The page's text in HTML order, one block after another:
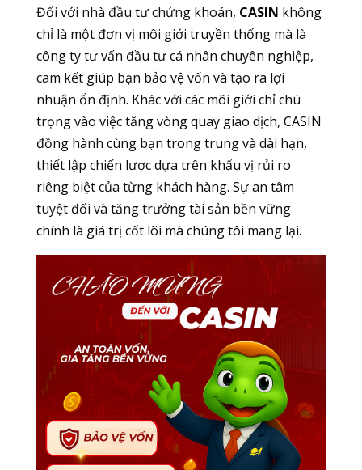
Đối với nhà đầu tư chứng khoán, CASIN không
chỉ là một đơn vị môi giới truyền thống mà là
công ty tư vấn đầu tư cá nhân chuyên nghiệp,
cam kết giúp bạn bảo vệ vốn và tạo ra lợi
nhuận ổn định. Khác với các môi giới chỉ chú
trọng vào việc tăng vòng quay giao dịch, CASIN
đồng hành cùng bạn trong trung và dài hạn,
thiết lập chiến lược dựa trên khẩu vị rủi ro
riêng biệt của từng khách hàng. Sự an tâm
tuyệt đối và tăng trưởng tài sản bền vững
chính là giá trị cốt lõi mà chúng tôi mang lại.